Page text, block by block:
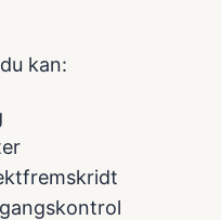
kan: